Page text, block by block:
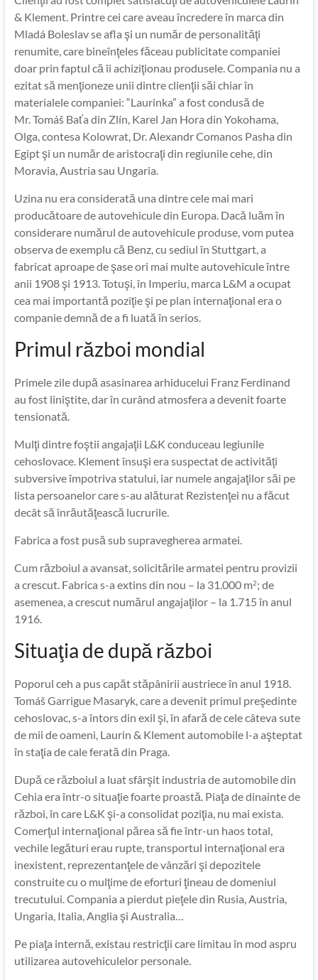
& Klement. Printre cei care aveau încredere în marca din
Mladá Boleslav se afla şi un număr de personalităţi
renumite, care bineînţeles făceau publicitate companiei
doar prin faptul că îi achiziţionau produsele. Compania nu a
ezitat să menţioneze unii dintre clienţii săi chiar în
materialele companiei: “Laurinka” a fost condusă de
Mr. Tomáš Baťa din Zlín, Karel Jan Hora din Yokohama,
Olga, contesa Kolowrat, Dr. Alexandr Comanos Pasha din
Egipt şi un număr de aristocraţi din regiunile cehe, din
Moravia, Austria sau Ungaria.
Uzina nu era considerată una dintre cele mai mari
producătoare de autovehicule din Europa. Dacă luăm în
considerare numărul de autovehicule produse, vom putea
observa de exemplu că Benz, cu sediul în Stuttgart, a
fabricat aproape de şase ori mai multe autovehicule între
anii 1908 şi 1913. Totuşi, în Imperiu, marca L&M a ocupat
cea mai importantă poziţie şi pe plan internaţional era o
companie demnă de a fi luată în serios.
Primul război mondial
Primele zile după asasinarea arhiducelui Franz Ferdinand
au fost liniştite, dar în curând atmosfera a devenit foarte
tensionată.
Mulţi dintre foştii angajaţii L&K conduceau legiunile
cehoslovace. Klement însuşi era suspectat de activităţi
subversive împotriva statului, iar numele angajaţilor săi pe
lista persoanelor care s-au alăturat Rezistenţei nu a făcut
decât să înrăutăţească lucrurile.
Fabrica a fost pusă sub supravegherea armatei.
Cum războiul a avansat, solicitările armatei pentru provizii
a crescut. Fabrica s-a extins din nou – la 31.000 m2; de
asemenea, a crescut numărul angajaţilor – la 1.715 în anul
1916.
Situaţia de după război
Poporul ceh a pus capăt stăpânirii austriece în anul 1918.
Tomáš Garrigue Masaryk, care a devenit primul preşedinte
cehoslovac, s-a întors din exil şi, în afară de cele câteva sute
de mii de oameni, Laurin & Klement automobile l-a aşteptat
în staţia de cale ferată din Praga.
După ce războiul a luat sfârşit industria de automobile din
Cehia era într-o situaţie foarte proastă. Piaţa de dinainte de
război, în care L&K şi-a consolidat poziţia, nu mai exista.
Comerţul internaţional părea să fie într-un haos total,
vechile legături erau rupte, transportul internaţional era
inexistent, reprezentanţele de vânzări şi depozitele
construite cu o mulţime de eforturi ţineau de domeniul
trecutului. Compania a pierdut pieţele din Rusia, Austria,
Ungaria, Italia, Anglia şi Australia…
Pe piaţa internă, existau restricţii care limitau în mod aspru
utilizarea autovehiculelor personale.